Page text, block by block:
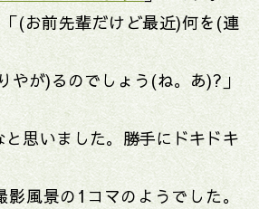
(お前先輩だけど最近)何を(連
やが)るのでしょう(ね。あ)?」
と思いました。勝手にドキドキ
影風景の1コマのようでした。